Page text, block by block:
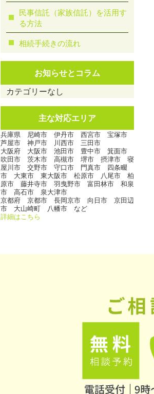
民事信託（家族信託）を活用す
る方法
相続手続きの流れ
お知らせとコラム
カテゴリーなし
主な対応エリア
兵庫県 尼崎市 伊丹市 西宮市 宝塚市
芦屋市 神戸市 川西市 三田市
大阪府 大阪市 池田市 豊中市 箕面市
吹田市 茨木市 高槻市 堺市 摂津市 寝
屋川市 交野市 守口市 門真市 四条畷
市 大東市 東大阪市 松原市 八尾市 柏
原市 藤井寺市 羽曳野市 富田林市 和泉
市 高石市 泉大津市
京都府 京都市 長岡京市 向日市 京田辺
市 大山崎町 八幡市 など
詳細はこちら